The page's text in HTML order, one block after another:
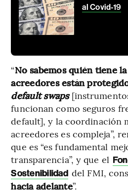
al Covid-19
“No sabemos quién tiene
acreedores están
default swaps
funcionan como seguros
default], y la coordinación
acreedores es compleja”,
que es “es fundamental
transparencia”, y que el
Sostenibilidad del FMI,
hacia adelante”.